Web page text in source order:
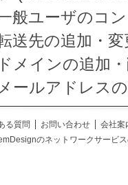
般ユーザのコ
送先の追加・
ドメインの追加
ールアドレス
る質問 お問い合わせ
会社案
のネットワークサービ